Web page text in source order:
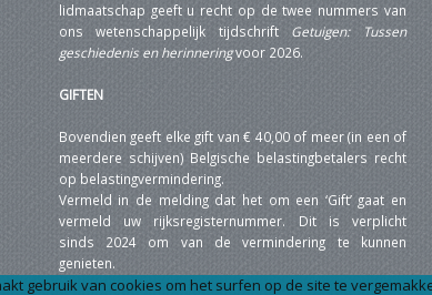
lidmaatschap geeft u recht op de twee nummers van
ons wetenschappelijk tijdschrift Getuigen: Tussen
geschiedenis en herinneringvoor 2026.
GIFTEN
Bovendien geeft elke gift van € 40,00 of meer (in een of
meerdere schijven) Belgische belastingbetalers recht
op belastingvermindering.
Vermeld in de melding dat het om een ‘Gift’ gaat en
vermeld uw rijksregisternummer. Dit is verplicht
sinds 2024 om van de vermindering te kunnen
genieten.
gebruik van cookies om het surfen op de site te